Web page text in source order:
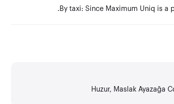
By taxi: Since Maximum Uniq is a
Huzur, Maslak Ayazağa